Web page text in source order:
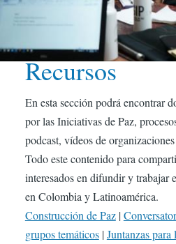
Recursos
En esta sección podrá encontrar
por las Iniciativas de Paz,
podcast, vídeos de
Todo este contenido para
interesados en difundir y trabajar
en Colombia y Latinoamérica.
Construcción de Paz|
grupos temáticos|Juntanzas para